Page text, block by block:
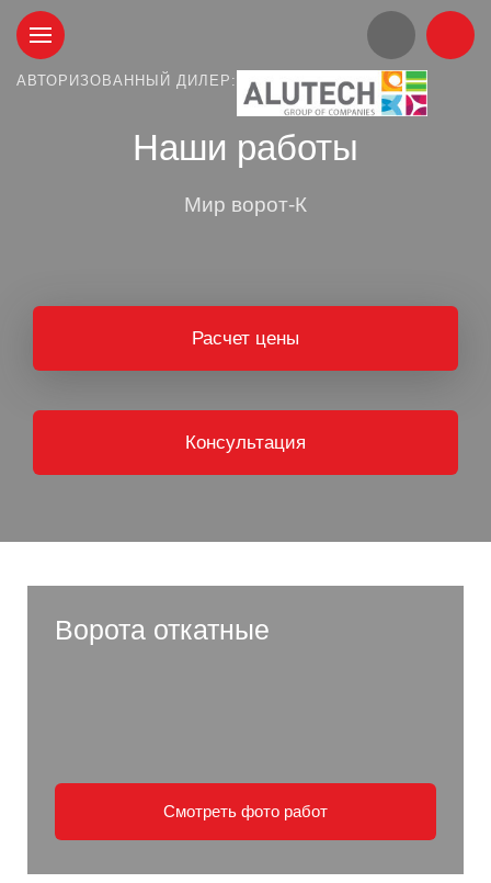
АВТОРИЗОВАННЫЙ ДИЛЕР:
Наши работы
Мир ворот-К
Расчет цены
Консультация
Ворота откатные
Смотреть фото работ